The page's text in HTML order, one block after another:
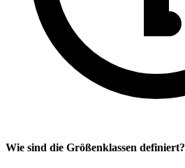
Wie sind die Größenklassen definiert?